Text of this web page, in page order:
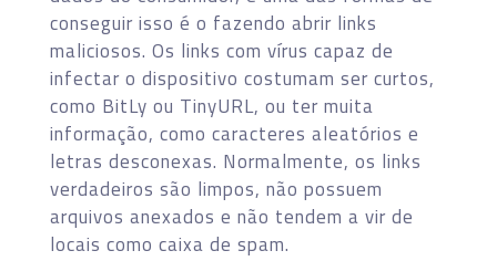
conseguir isso é o fazendo abrir links
maliciosos. Os links com vírus capaz de
infectar o dispositivo costumam ser curtos,
como BitLy ou TinyURL, ou ter muita
informação, como caracteres aleatórios e
letras desconexas. Normalmente, os links
verdadeiros são limpos, não possuem
arquivos anexados e não tendem a vir de
locais como caixa de spam.